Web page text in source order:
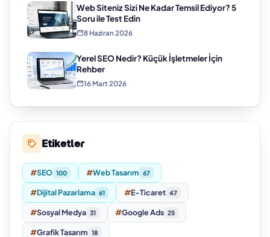
Web Siteniz Sizi Ne Kadar Temsil Ediyor? 5
Soru ile Test Edin
8 Haziran 2026
Yerel SEO Nedir? Küçük İşletmeler İçin
Rehber
16 Mart 2026
Etiketler
#SEO 100 #Web Tasarım 67
#Dijital Pazarlama 61 #E-Ticaret 47
#Sosyal Medya 31 #Google Ads 25
#Grafik Tasarım 18